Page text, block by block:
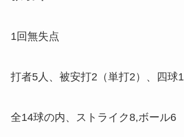
1回無失点
打者5人、被安打2（単打2）、四球1
全14球の内、ストライク8,ボール6